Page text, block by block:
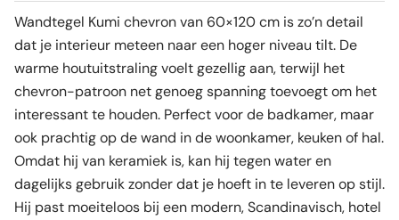
Wandtegel Kumi chevron van 60×120 cm is zo’n detail
dat je interieur meteen naar een hoger niveau tilt. De
warme houtuitstraling voelt gezellig aan, terwijl het
chevron-patroon net genoeg spanning toevoegt om het
interessant te houden. Perfect voor de badkamer, maar
ook prachtig op de wand in de woonkamer, keuken of hal.
Omdat hij van keramiek is, kan hij tegen water en
dagelijks gebruik zonder dat je hoeft in te leveren op stijl.
Hij past moeiteloos bij een modern, Scandinavisch, hotel